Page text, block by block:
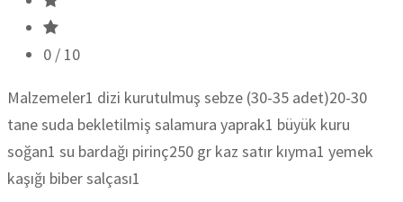
0 / 10
Malzemeler1 dizi kurutulmuş sebze (30-35 adet)20-30
tane suda bekletilmiş salamura yaprak1 büyük kuru
soğan1 su bardağı pirinç250 gr kaz satır kıyma1 yemek
kaşığı biber salçası1